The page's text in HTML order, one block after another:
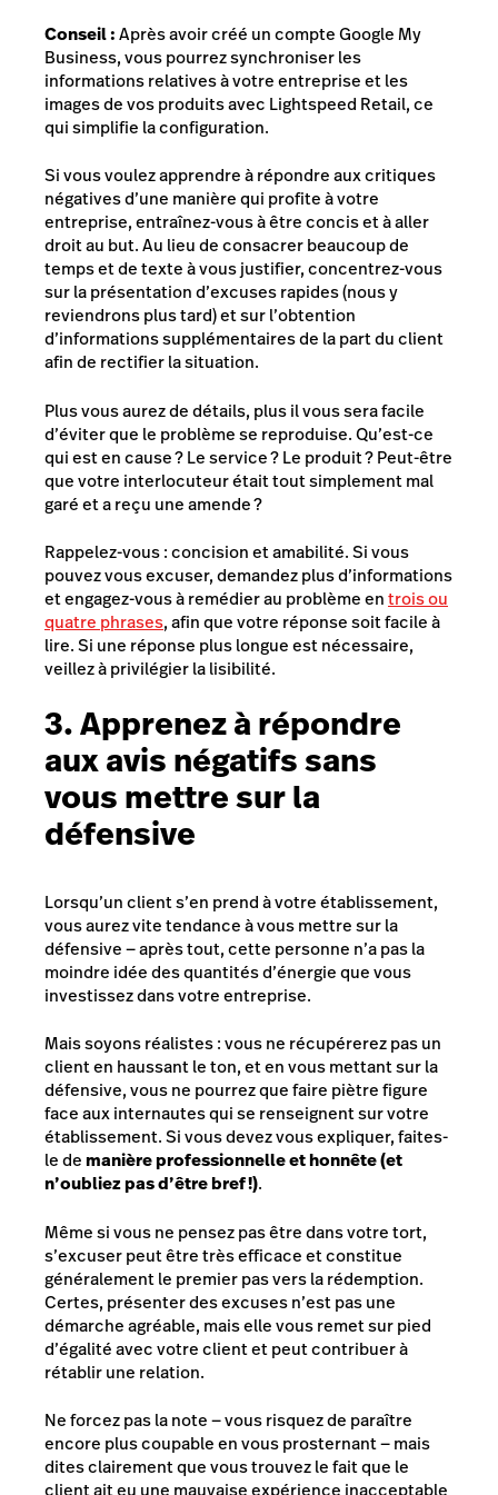
Conseil :Après avoir créé un compte Google My
Business, vous pourrez synchroniser les
informations relatives à votre entreprise et les
images de vos produits avec Lightspeed Retail, ce
qui simplifie la configuration.
Si vous voulez apprendre à répondre aux critiques
négatives d’une manière qui profite à votre
entreprise, entraînez-vous à être concis et à aller
droit au but. Au lieu de consacrer beaucoup de
temps et de texte à vous justifier, concentrez-vous
sur la présentation d’excuses rapides (nous y
reviendrons plus tard) et sur l’obtention
d’informations supplémentaires de la part du client
afin de rectifier la situation.
Plus vous aurez de détails, plus il vous sera facile
d’éviter que le problème se reproduise. Qu’est-ce
qui est en cause ? Le service ? Le produit ? Peut-être
que votre interlocuteur était tout simplement mal
garé et a reçu une amende ?
Rappelez-vous : concision et amabilité. Si vous
pouvez vous excuser, demandez plus d’informations
et engagez-vous à remédier au problème entrois ou
quatre phrases,afin que votre réponse soit facile à
lire. Si une réponse plus longue est nécessaire,
veillez à privilégier la lisibilité.
3. Apprenez à répondre
aux avis négatifs sans
vous mettre sur la
défensive
Lorsqu’un client s’en prend à votre établissement,
vous aurez vite tendance à vous mettre sur la
défensive — après tout, cette personne n’a pas la
moindre idée des quantités d’énergie que vous
investissez dans votre entreprise.
Mais soyons réalistes : vous ne récupérerez pas un
client en haussant le ton, et en vous mettant sur la
défensive, vous ne pourrez que faire piètre figure
face aux internautes qui se renseignent sur votre
établissement. Si vous devez vous expliquer, faites-
le demanière professionnelle et honnête (et
n’oubliez pas d’être bref !).
Même si vous ne pensez pas être dans votre tort,
s’excuser peut être très efficace et constitue
généralement le premier pas vers la rédemption.
Certes, présenter des excuses n’est pas une
démarche agréable, mais elle vous remet sur pied
d’égalité avec votre client et peut contribuer à
rétablir une relation.
Ne forcez pas la note — vous risquez de paraître
encore plus coupable en vous prosternant — mais
dites clairement que vous trouvez le fait que le
client ait eu une mauvaise expérience inacceptable